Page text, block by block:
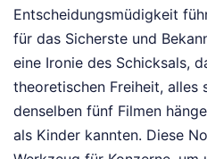
Entscheidungsmüdigkeit
für das Sicherste und
eine Ironie des Schicksals,
theoretischen Freiheit, alles
denselben fünf Filmen
als Kinder kannten. Diese